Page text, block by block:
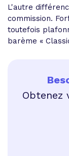
L'autre
commission.
toutefois
barème «
Obtenez